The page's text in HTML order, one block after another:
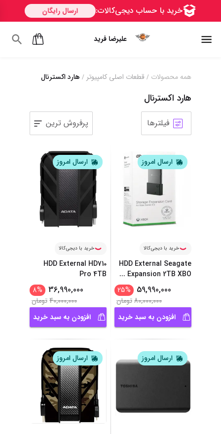
علیرضا فرید
همه محصولات / قطعات اصلی کامپیوتر / هارد اکسترنال
هارد اکسترنال
فیلترها پرفروش ترین
ارسال امروز
خرید با دیجی‌کالا
HDD External Seagate
Expansion 2TB XBO
...
59,990,000
%
25
80,000,000تومان
افزودن به سبد خرید
ارسال امروز
خرید با دیجی‌کالا
HDD External HD710
Pro 4TB
36,990,000
%
8
40,000,000تومان
افزودن به سبد خرید
ارسال امروز ارسال امروز